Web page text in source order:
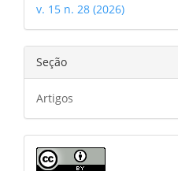
v. 15 n. 28 (2026)
Seção
Artigos